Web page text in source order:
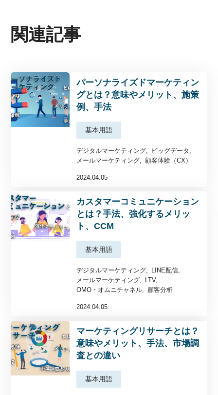
関連記事
パーソナライズドマーケティン
グとは？意味やメリット、施策
例、手法
基本用語
デジタルマーケティング
ビッグデータ
メールマーケティング
顧客体験（CX）
2024.04.05
カスタマーコミュニケーション
とは？手法、強化するメリッ
ト、CCM
基本用語
デジタルマーケティング
LINE配信
メールマーケティング
LTV
OMO・オムニチャネル
顧客分析
2024.04.05
マーケティングリサーチとは？
意味やメリット、手法、市場調
査との違い
基本用語